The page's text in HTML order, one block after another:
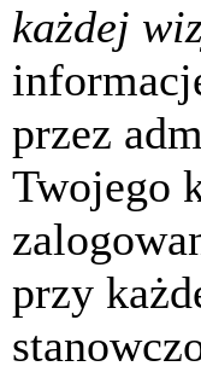
każdej
przez
Twojego
przy